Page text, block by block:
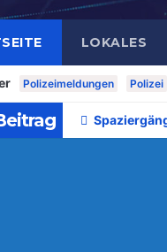
LOKALES
Polizeimeldungen Polizei